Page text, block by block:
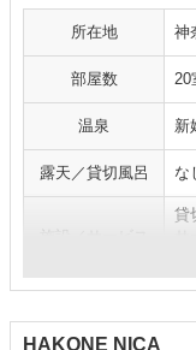
所在地 神
部屋数 20
温泉 新
露天／貸切風呂 な
貸
HAKONE NICA